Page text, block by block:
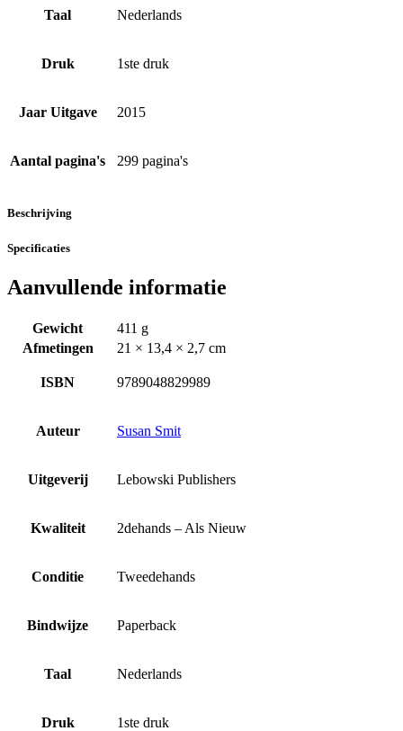
Taal Nederlands
Druk 1ste druk
Jaar Uitgave 2015
Aantal pagina's 299 pagina's
Beschrijving
Specificaties
Aanvullende informatie
Gewicht
411 g
Afmetingen
21 × 13,4 × 2,7 cm
ISBN 9789048829989
Auteur Susan Smit
Uitgeverij Lebowski Publishers
Kwaliteit 2dehands – Als Nieuw
Conditie Tweedehands
Bindwijze Paperback
Taal Nederlands
Druk 1ste druk